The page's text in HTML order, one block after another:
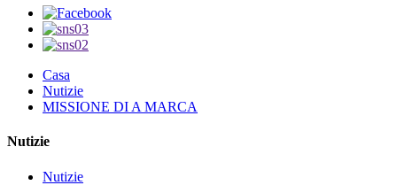
Casa
Nutizie
MISSIONE DI A MARCA
Nutizie
Nutizie